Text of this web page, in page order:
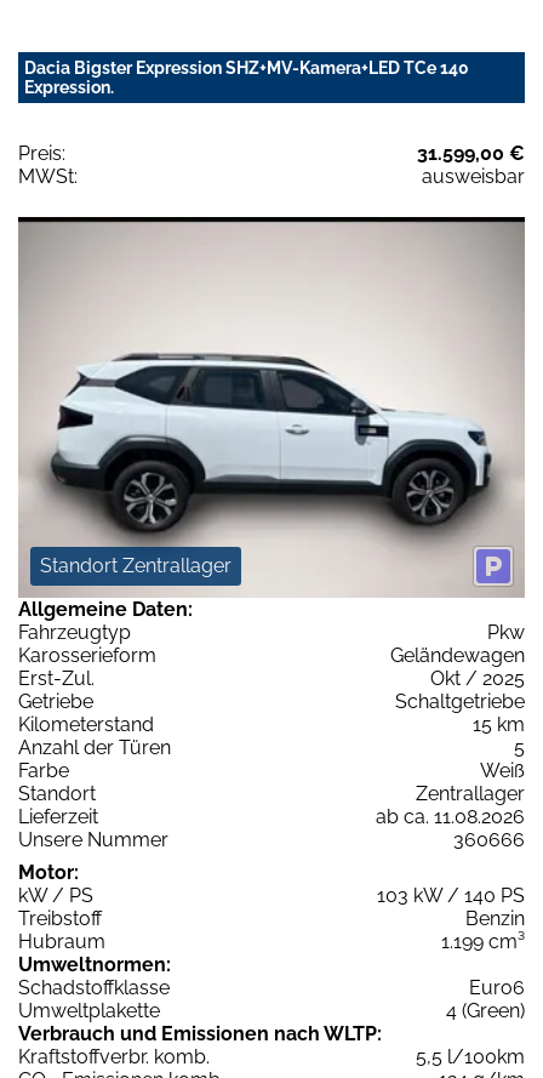
Dacia Bigster Expression SHZ+MV-Kamera+LED TCe 140
Expression.
Preis:
31.599,00 €
MWSt:
ausweisbar
Standort Zentrallager
Allgemeine Daten:
Fahrzeugtyp
Pkw
Karosserieform
Geländewagen
Erst-Zul.
Okt / 2025
Getriebe
Schaltgetriebe
Kilometerstand
15 km
Anzahl der Türen
5
Farbe
Weiß
Standort
Zentrallager
Lieferzeit
ab ca. 11.08.2026
Unsere Nummer
360666
Motor:
kW / PS
103 kW / 140 PS
Treibstoff
Benzin
Hubraum
1.199 cm³
Umweltnormen:
Schadstoffklasse
Euro6
Umweltplakette
4 (Green)
Verbrauch und Emissionen nach WLTP:
Kraftstoffverbr. komb.
5,5 l/100km